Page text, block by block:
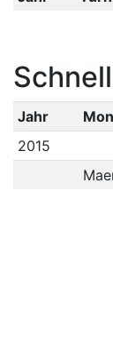
Jahr
2015